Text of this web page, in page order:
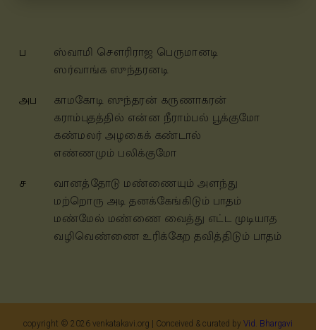
ப
ஸ்வாமி செளரிராஜ பெருமானடி
ஸர்வாங்க ஸுந்தரனடி
அப
காமகோடி ஸுந்தரன் கருணாகரன்
கராம்புதத்தில் என்ன நீராம்பல் பூக்குமோ
கண்மலர் அழகைக் கண்டால்
எண்ணமும் பலிக்குமோ
ச
வானத்தோடு மண்ணையும் அளந்து
மற்றொரு அடி தனக்கேங்கிடும் பாதம்
மண்மேல் மண்ணை வைத்து எட்ட முடியாத
வழிவெண்ணை உரிக்கேற தவித்திடும் பாதம்
copyright © 2026 venkatakavi.org | Conceived & curated by Vid. Bhargavi